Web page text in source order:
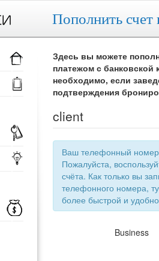
Пополнить счет
Здесь вы можете
платежом с
необходимо, если
подтверждения
client
Ваш телефонный номер
Пожалуйста,
счёта. Как только вы
телефонного номера,
более
Business